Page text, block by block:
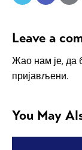
Leave a
Жао нам је, да
пријављени.
You May